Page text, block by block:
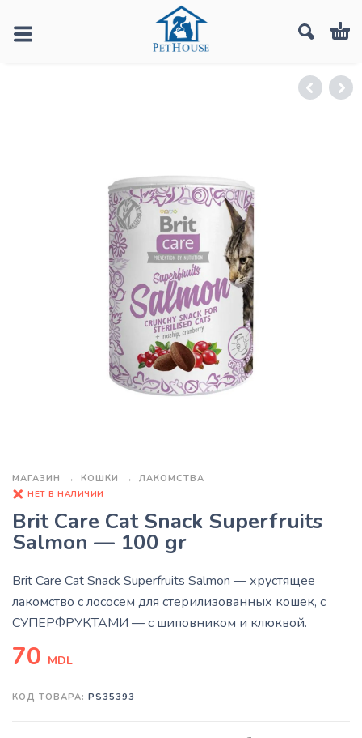
МАГАЗИН КОШКИ ЛАКОМСТВА
НЕТ В НАЛИЧИИ
Brit Care Cat Snack Superfruits
Salmon — 100 gr
Brit Care Cat Snack Superfruits Salmon — хрустящее
лакомство с лососем для стерилизованных кошек, с
СУПЕРФРУКТАМИ — с шиповником и клюквой.
70 MDL
КОД ТОВАРА: PS35393